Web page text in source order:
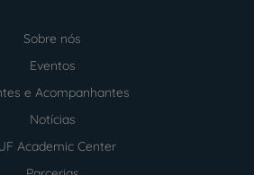
Sobre nós
Eventos
e Acompanhantes
Notícias
Academic Center